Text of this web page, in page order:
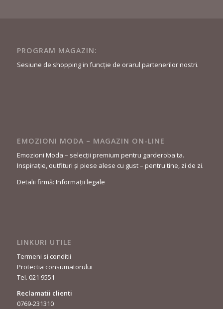
PROGRAM MAGAZIN:
Sesiune de shopping in funcție de orarul partenerilor nostri.
EMOZIONI MODA – MAGAZIN ON-LINE
Emozioni Moda – selecții premium pentru garderoba ta.
Inspirație, outfituri și piese alese cu gust – pentru tine, zi de zi.
Detalii firmă: Informații legale
LINKURI UTILE
Termeni si conditii
Protectia consumatorului
Tel. 021 9551
Reclamatii clienti
0769-231310